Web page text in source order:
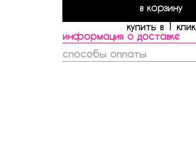
в корзину
купить в 1 клик
информация о доставке
способы оплаты